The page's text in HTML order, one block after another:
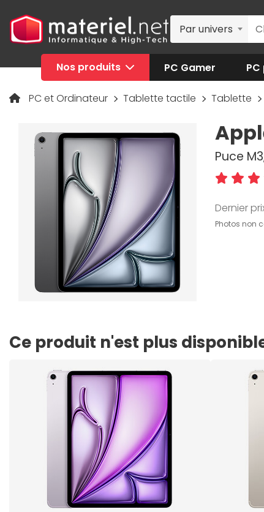
Par univers
Nos produits PC Gamer
PC et Ordinateur Tablette tactile Tablette
Puce
Dernier
Photos non
Ce produit n'est plus